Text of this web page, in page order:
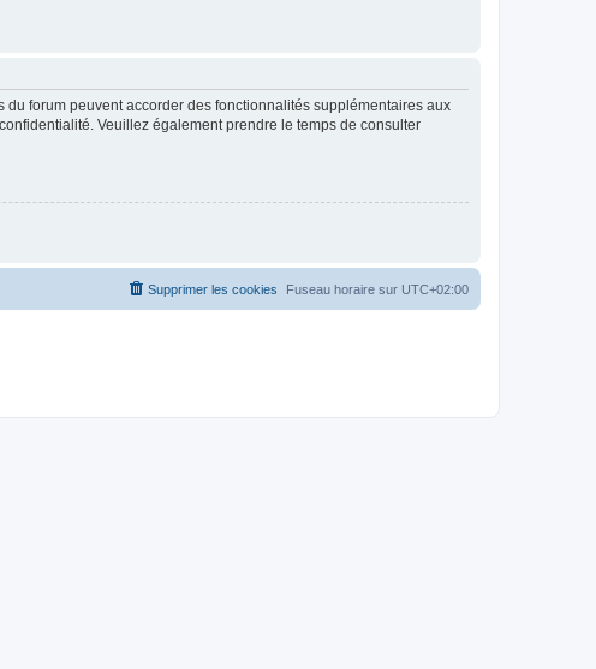
forum peuvent accorder des fonctionnalités supplémentaires aux
Veuillez également prendre le temps de consulter
Fuseau horaire sur UTC+02:00
Supprimer les cookies